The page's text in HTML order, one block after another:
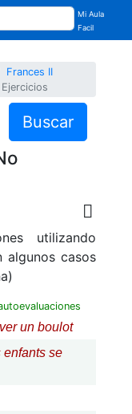
Mi Aula
Facil
Frances II
Buscar
utilizando
algunos casos
un boulot
enfants se